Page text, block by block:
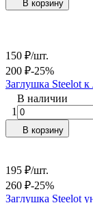
В корзину
150 ₽/шт.
200 ₽-25%
Заглушка Steelot
В наличии
1
В корзину
195 ₽/шт.
260 ₽-25%
Заглушка Steelot